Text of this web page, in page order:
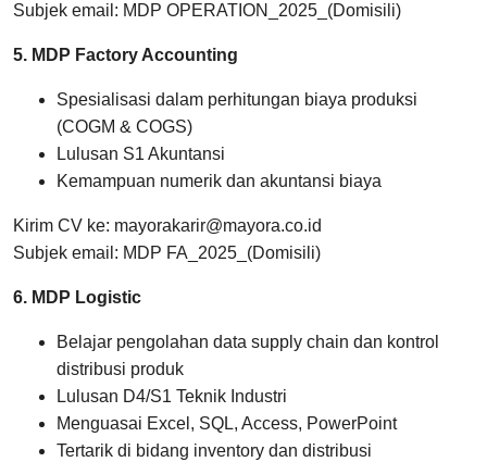
Subjek email: MDP OPERATION_2025_(Domisili)
5. MDP Factory Accounting
Spesialisasi dalam perhitungan biaya produksi
(COGM & COGS)
Lulusan S1 Akuntansi
Kemampuan numerik dan akuntansi biaya
Kirim CV ke: mayorakarir@mayora.co.id
Subjek email: MDP FA_2025_(Domisili)
6. MDP Logistic
Belajar pengolahan data supply chain dan kontrol
distribusi produk
Lulusan D4/S1 Teknik Industri
Menguasai Excel, SQL, Access, PowerPoint
Tertarik di bidang inventory dan distribusi